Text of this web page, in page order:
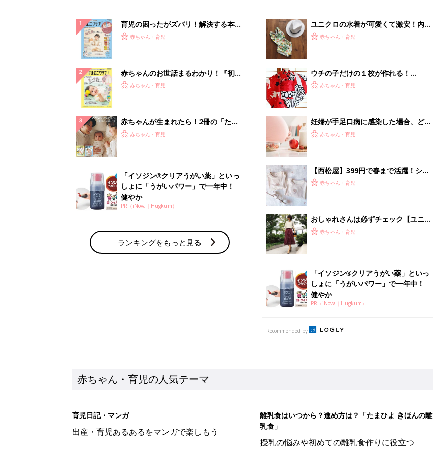
育児の困ったがズバリ！解決する本
『ひよこクラブ 秋号』 4カ月～2才
赤ちゃん・育児
赤ちゃんのお世話まるわかり！『初め
てのひよこクラブ 夏号』〈巻頭大特
赤ちゃん・育児
赤ちゃんが生まれたら！2冊の「たま
ひよ」
赤ちゃん・育児
「イソジン®クリアうがい薬」といっ
しょに「うがいパワー」で一年中！
健やか
PR（iNova｜Hugkum）
ランキングをもっと見る
ユニクロの水着が可愛くて激安！内緒
にしておきたいレベルです
赤ちゃん・育児
ウチの子だけの１枚が作れる！
moemusiさんのオーダー浴衣が可愛
赤ちゃん・育児
妊婦が手足口病に感染した場合、どう
すれば良い？－"まいにちのたまひ
赤ちゃん・育児
【西松屋】399円で春まで活躍！シン
プルおしゃれ服
赤ちゃん・育児
おしゃれさんは必ずチェック【ユニク
ロ】秋のイネスコラボ★注目アイテム
赤ちゃん・育児
「イソジン®クリアうがい薬」といっ
しょに「うがいパワー」で一年中！
健やか
PR（iNova｜Hugkum）
Recommended by
赤ちゃん・育児の人気テーマ
育児日記・マンガ
出産・育児あるあるをマンガで楽しもう
離乳食はいつから？進め方は？「たまひよ きほんの離
乳食」
授乳の悩みや初めての離乳食作りに役立つ